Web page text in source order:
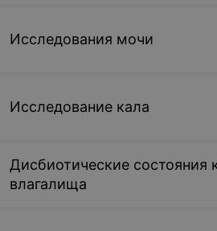
Исследования мочи
Исследование кала
Дисбиотические состояния
влагалища